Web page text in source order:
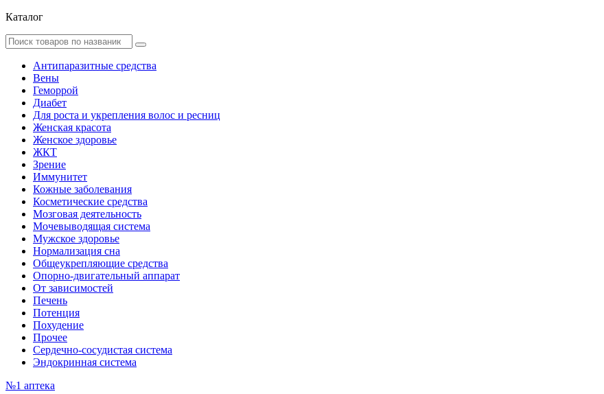
Каталог
Антипаразитные средства
Вены
Геморрой
Диабет
Для роста и укрепления волос и ресниц
Женская красота
Женское здоровье
ЖКТ
Зрение
Иммунитет
Кожные заболевания
Косметические средства
Мозговая деятельность
Мочевыводящая система
Мужское здоровье
Нормализация сна
Общеукрепляющие средства
Опорно-двигательный аппарат
От зависимостей
Печень
Потенция
Похудение
Прочее
Сердечно-сосудистая система
Эндокринная система
№1 аптека